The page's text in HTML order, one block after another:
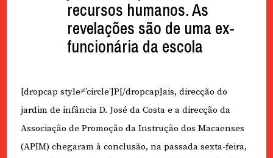
recursos humanos. As
revelações são de uma ex-
funcionária da escola
[dropcap style≠’circle’]P[/dropcap]ais, direcção do
jardim de infância D. José da Costa e a direcção da
Associação de Promoção da Instrução dos Macaenses
(APIM) chegaram à conclusão, na passada sexta-feira,